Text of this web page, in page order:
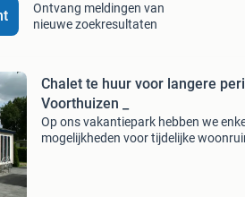
Ontvang meldingen van
nieuwe zoekresultaten
Chalet te huur voor langere
Voorthuizen _
Op ons vakantiepark hebben we
mogelijkheden voor tijdelijke